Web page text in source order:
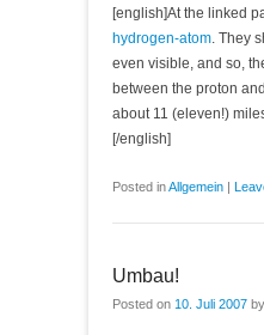
[english]At the linked
hydrogen-atom. They
even visible, and so,
between the proton
about 11 (eleven!)
[/english]
Posted inAllgemein |
Umbau!
Posted on 10. Juli 2007 by